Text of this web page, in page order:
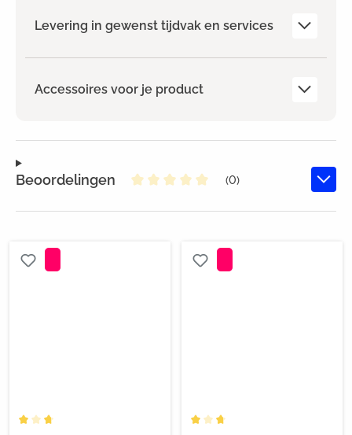
Levering in gewenst tijdvak en services
Accessoires voor je product
Beoordelingen
(0)